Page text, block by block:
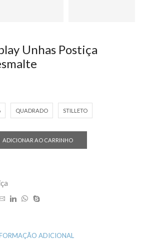
Unhas Postiça
QUADRADO STILLETO
ADICIONAR AO CARRINHO
ADICIONAL